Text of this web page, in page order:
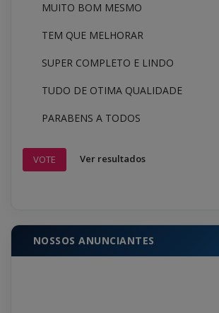
MUITO BOM MESMO
TEM QUE MELHORAR
SUPER COMPLETO E LINDO
TUDO DE OTIMA QUALIDADE
PARABENS A TODOS
VOTE Ver resultados
NOSSOS ANUNCIANTES